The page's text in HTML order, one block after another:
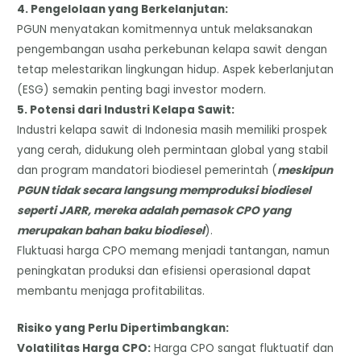
​4. Pengelolaan yang Berkelanjutan:
​PGUN menyatakan komitmennya untuk melaksanakan
pengembangan usaha perkebunan kelapa sawit dengan
tetap melestarikan lingkungan hidup. Aspek keberlanjutan
(ESG) semakin penting bagi investor modern.
​5. Potensi dari Industri Kelapa Sawit:
​Industri kelapa sawit di Indonesia masih memiliki prospek
yang cerah, didukung oleh permintaan global yang stabil
dan program mandatori biodiesel pemerintah (meskipun
PGUN tidak secara langsung memproduksi biodiesel
seperti JARR, mereka adalah pemasok CPO yang
merupakan bahan baku biodiesel).
​Fluktuasi harga CPO memang menjadi tantangan, namun
peningkatan produksi dan efisiensi operasional dapat
membantu menjaga profitabilitas.
​Risiko yang Perlu Dipertimbangkan:
​Volatilitas Harga CPO: Harga CPO sangat fluktuatif dan